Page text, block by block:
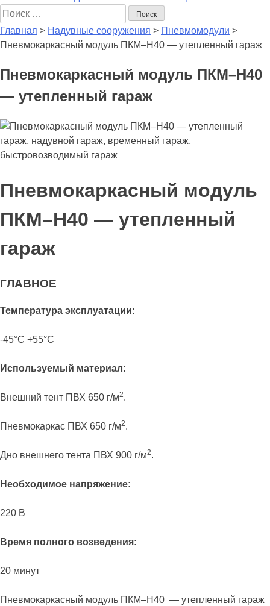
Поиск
Главная > Надувные сооружения > Пневмомодули >
Пневмокаркасный модуль ПКМ–Н40 — утепленный гараж
Пневмокаркасный модуль ПКМ–Н40
— утепленный гараж
Пневмокаркасный модуль
ПКМ–Н40 — утепленный
гараж
ГЛАВНОЕ
Температура эксплуатации:
-45°С +55°С
Используемый материал:
Внешний тент ПВХ 650 г/м2.
Пневмокаркас ПВХ 650 г/м2.
Дно внешнего тента ПВХ 900 г/м2.
Необходимое напряжение:
220 В
Время полного возведения:
20 минут
Пневмокаркасный модуль ПКМ–Н40 — утепленный гараж